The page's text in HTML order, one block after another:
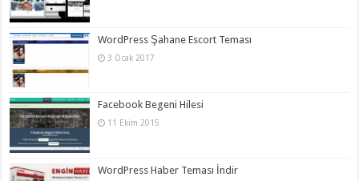
WordPress Şahane Escort Teması
3 Ocak 2017
Facebook Begeni Hilesi
11 Ekim 2015
WordPress Haber Teması İndir